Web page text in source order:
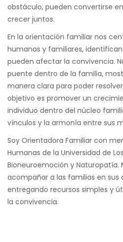
obstáculo, pueden convertirse
crecer juntos.
En la orientación familiar nos
humanas y familiares,
pueden afectar la convivencia.
puente dentro de la familia,
manera clara para poder
objetivo es promover un
individuo dentro del núcleo
vínculos y la armonía entre sus
Soy Orientadora Familiar con
Humanas de la Universidad de
Bioneuroemoción y Naturopatía.
acompañar a las familias en sus
entregando recursos simples y
la convivencia.